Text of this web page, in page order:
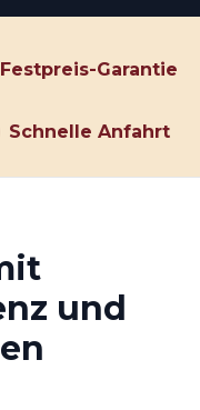
Festpreis-Garantie
Schnelle Anfahrt
und